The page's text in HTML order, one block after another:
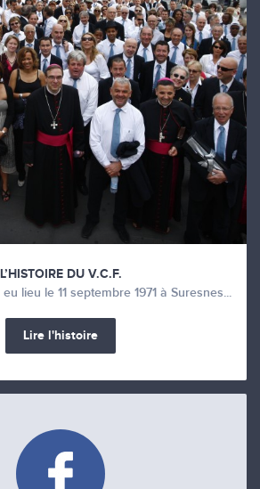
L’HISTOIRE DU V.C.F.
lieu le 11 septembre 1971 à Suresnes...
Lire l'histoire